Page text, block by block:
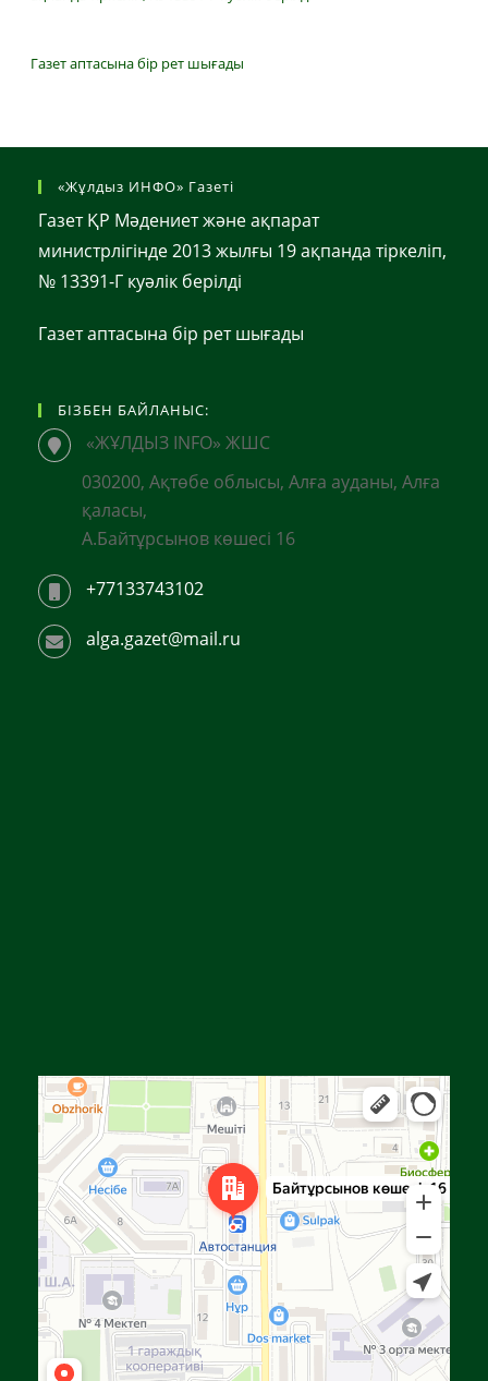
Газет аптасына бір рет шығады
«Жұлдыз ИНФО» Газеті
Газет ҚР Мәдениет және ақпарат
министрлігінде 2013 жылғы 19 ақпанда тіркеліп,
№ 13391-Г куәлік берілді
Газет аптасына бір рет шығады
БІЗБЕН БАЙЛАНЫС:
«ЖҰЛДЫЗ INFO» ЖШС
030200, Ақтөбе облысы, Алға ауданы, Алға
қаласы,
А.Байтұрсынов көшесі 16
+77133743102
alga.gazet@mail.ru
Яндекс Карталар — көлік, навигация, орындарды іздеу